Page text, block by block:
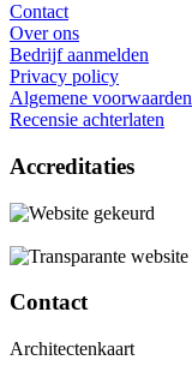
Contact
Over ons
Bedrijf aanmelden
Privacy policy
Algemene voorwaarden
Recensie achterlaten
Accreditaties
Contact
Architectenkaart